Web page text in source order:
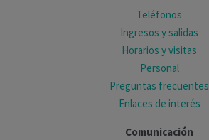
Teléfonos
Ingresos y salidas
Horarios y visitas
Personal
Preguntas frecuentes
Enlaces de interés
Comunicación